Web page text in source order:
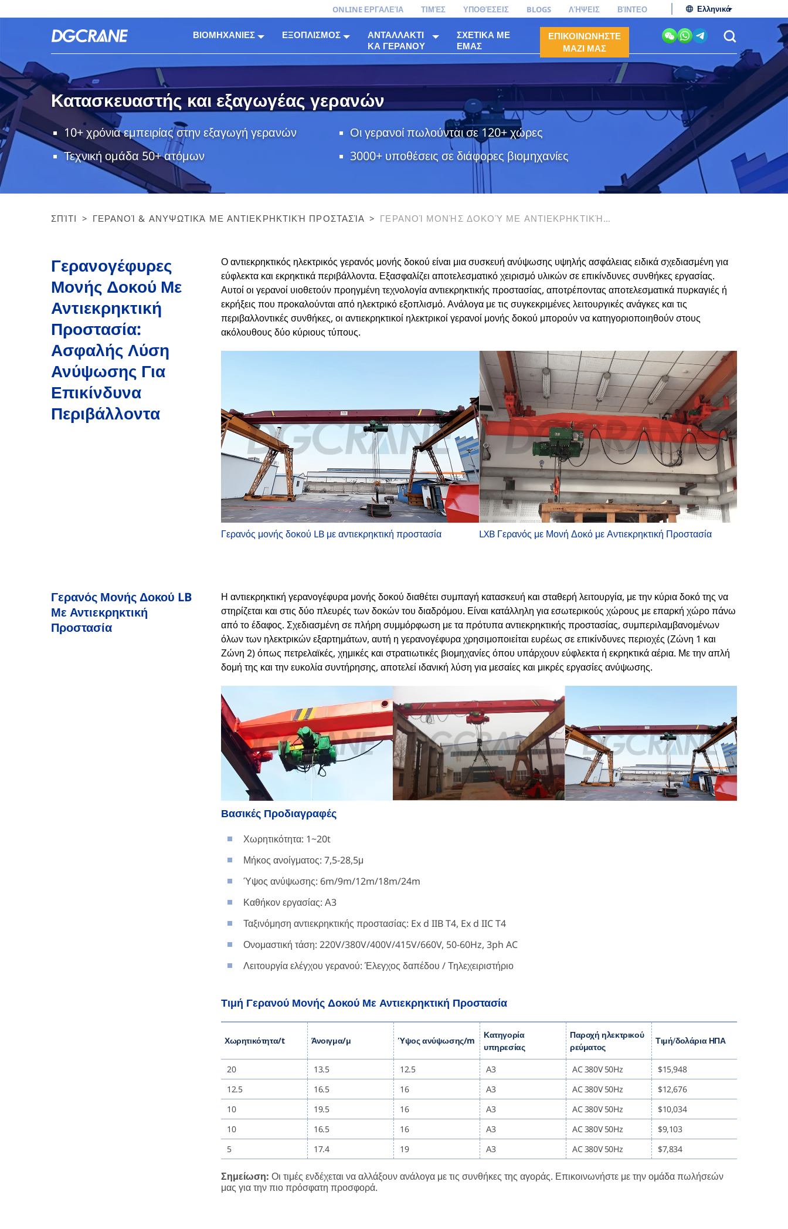
Ελληνικά
ONLINE ΕΡΓΑΛΕΊΑ ΤΙΜΈΣ ΥΠΟΘΈΣΕΙΣ BLOGS ΛΉΨΕΙΣ ΒΊΝΤΕΟ
ΒΙΟΜΗΧΑΝΙΕΣ ΕΞΟΠΛΙΣΜΟΣ
ΑΝΤΑΛΛΑΚΤΙ
ΚΑ ΓΕΡΑΝΟΥ
ΣΧΕΤΙΚΑ ΜΕ
ΕΜΑΣ
ΕΠΙΚΟΙΝΩΝΗΣΤΕ
ΜΑΖΙ ΜΑΣ
Κατασκευαστής και εξαγωγέας γερανών
10+ χρόνια εμπειρίας στην εξαγωγή γερανών
Οι γερανοί πωλούνται σε 120+ χώρες
Τεχνική ομάδα 50+ ατόμων
3000+ υποθέσεις σε διάφορες βιομηχανίες
ΣΠΊΤΙ > ΓΕΡΑΝΟΊ & ΑΝΥΨΩΤΙΚΆ ΜΕ ΑΝΤΙΕΚΡΗΚΤΙΚΉ ΠΡΟΣΤΑΣΊΑ > ΓΕΡΑΝΟΊ ΜΟΝΉΣ ΔΟΚΟΎ ΜΕ ΑΝΤΙΕΚΡΗΚΤΙΚΉ
Γερανογέφυρες
Μονής Δοκού Με
Αντιεκρηκτική
Προστασία:
Ασφαλής Λύση
Ανύψωσης Για
Επικίνδυνα
Περιβάλλοντα
Ο αντιεκρηκτικός ηλεκτρικός γερανός μονής δοκού είναι μια συσκευή ανύψωσης υψηλής ασφάλειας ειδικά σχεδιασμένη για
εύφλεκτα και εκρηκτικά περιβάλλοντα. Εξασφαλίζει αποτελεσματικό χειρισμό υλικών σε επικίνδυνες συνθήκες εργασίας.
Αυτοί οι γερανοί υιοθετούν προηγμένη τεχνολογία αντιεκρηκτικής προστασίας, αποτρέποντας αποτελεσματικά πυρκαγιές ή
εκρήξεις που προκαλούνται από ηλεκτρικό εξοπλισμό. Ανάλογα με τις συγκεκριμένες λειτουργικές ανάγκες και τις
περιβαλλοντικές συνθήκες, οι αντιεκρηκτικοί ηλεκτρικοί γερανοί μονής δοκού μπορούν να κατηγοριοποιηθούν στους
ακόλουθους δύο κύριους τύπους.
Γερανός μονής δοκού LB με αντιεκρηκτική προστασία LXB Γερανός με Μονή Δοκό με Αντιεκρηκτική Προστασία
Γερανός Μονής Δοκού LB
Με Αντιεκρηκτική
Προστασία
Η αντιεκρηκτική γερανογέφυρα μονής δοκού διαθέτει συμπαγή κατασκευή και σταθερή λειτουργία, με την κύρια δοκό της να
στηρίζεται και στις δύο πλευρές των δοκών του διαδρόμου. Είναι κατάλληλη για εσωτερικούς χώρους με επαρκή χώρο πάνω
από το έδαφος. Σχεδιασμένη σε πλήρη συμμόρφωση με τα πρότυπα αντιεκρηκτικής προστασίας, συμπεριλαμβανομένων
όλων των ηλεκτρικών εξαρτημάτων, αυτή η γερανογέφυρα χρησιμοποιείται ευρέως σε επικίνδυνες περιοχές (Ζώνη 1 και
Ζώνη 2) όπως πετρελαϊκές, χημικές και στρατιωτικές βιομηχανίες όπου υπάρχουν εύφλεκτα ή εκρηκτικά αέρια. Με την απλή
δομή της και την ευκολία συντήρησης, αποτελεί ιδανική λύση για μεσαίες και μικρές εργασίες ανύψωσης.
Βασικές Προδιαγραφές
Χωρητικότητα: 1~20t
Μήκος ανοίγματος: 7,5-28,5μ
Ύψος ανύψωσης: 6m/9m/12m/18m/24m
Καθήκον εργασίας: Α3
Ταξινόμηση αντιεκρηκτικής προστασίας: Ex d IIB T4, Ex d IIC T4
Ονομαστική τάση: 220V/380V/400V/415V/660V, 50-60Hz, 3ph AC
Λειτουργία ελέγχου γερανού: Έλεγχος δαπέδου / Τηλεχειριστήριο
Τιμή Γερανού Μονής Δοκού Με Αντιεκρηκτική Προστασία
Χωρητικότητα/t Άνοιγμα/μ Ύψος ανύψωσης/m
Κατηγορία
υπηρεσίας
Παροχή ηλεκτρικού
ρεύματος
Τιμή/δολάρια ΗΠΑ
20 13.5 12.5 Α3 AC 380V 50Hz
$15,948
12.5
16.5 16 Α3 AC 380V 50Hz
$12,676
10
19.5 16 Α3 AC 380V 50Hz
$10,034
10
16.5 16 Α3 AC 380V 50Hz
$9,103
5
17.4 19 Α3 AC 380V 50Hz $7,834
Σημείωση: Οι τιμές ενδέχεται να αλλάξουν ανάλογα με τις συνθήκες της αγοράς. Επικοινωνήστε με την ομάδα πωλήσεών
μας για την πιο πρόσφατη προσφορά.